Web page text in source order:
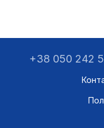
+38 050 242